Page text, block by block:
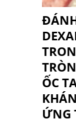
ỐC
ỨNG